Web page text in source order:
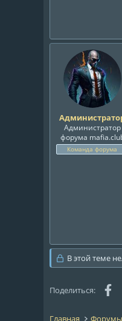
Администратор
форума
Команда форума
В этой теме
Поделиться:
Главная Форумы